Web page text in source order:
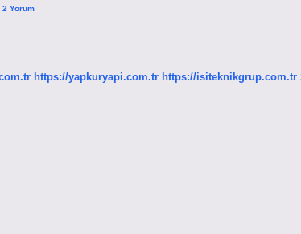
2 Yorum
https://yapkuryapi.com.tr https://isiteknikgrup.com.tr